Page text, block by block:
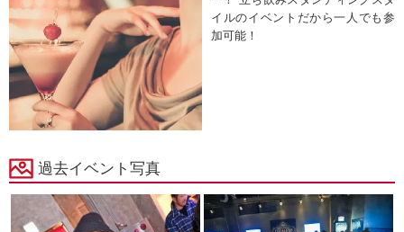
イルのイベントだから一人でも参
加可能！
過去イベント写真